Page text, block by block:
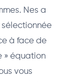
Nes a
sélectionnée
à face de
» équation
vous